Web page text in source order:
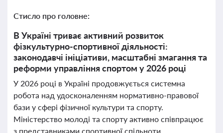
Стисло про головне:
В Україні триває активний розвиток
фізкультурно-спортивної діяльності:
законодавчі ініціативи, масштабні змагання та
реформи управління спортом у 2026 році
У 2026 році в Україні продовжується системна
робота над удосконаленням нормативно-правової
бази у сфері фізичної культури та спорту.
Міністерство молоді та спорту активно співпрацює
з представниками спортивної спільноти,